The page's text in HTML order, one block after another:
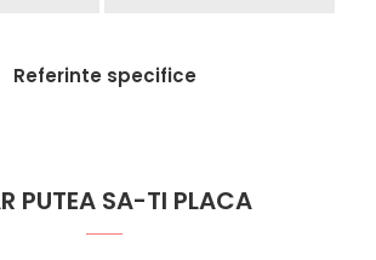
Referinte specifice
PUTEA SA-TI PLACA